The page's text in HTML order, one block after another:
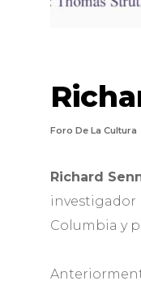
Foro De La Cultura
Richard
investigador
Columbia y